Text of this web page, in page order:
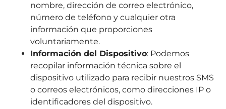
nombre, dirección de correo electrónico,
número de teléfono y cualquier otra
información que proporciones
voluntariamente.
Información del Dispositivo: Podemos
recopilar información técnica sobre el
dispositivo utilizado para recibir nuestros SMS
o correos electrónicos, como direcciones IP o
identificadores del dispositivo.